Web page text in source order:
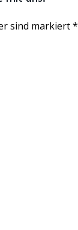
sind markiert *